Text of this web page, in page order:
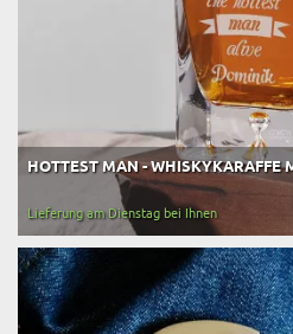
HOTTEST MAN - WHISKYKARAFFE
Lieferung am Dienstag bei Ihnen